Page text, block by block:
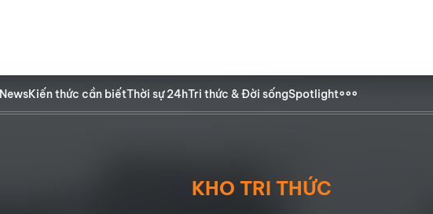
Kiến thức cần biếtThời sự 24hTri thức & Đời sốngSpotlight
KHO TRI THỨC